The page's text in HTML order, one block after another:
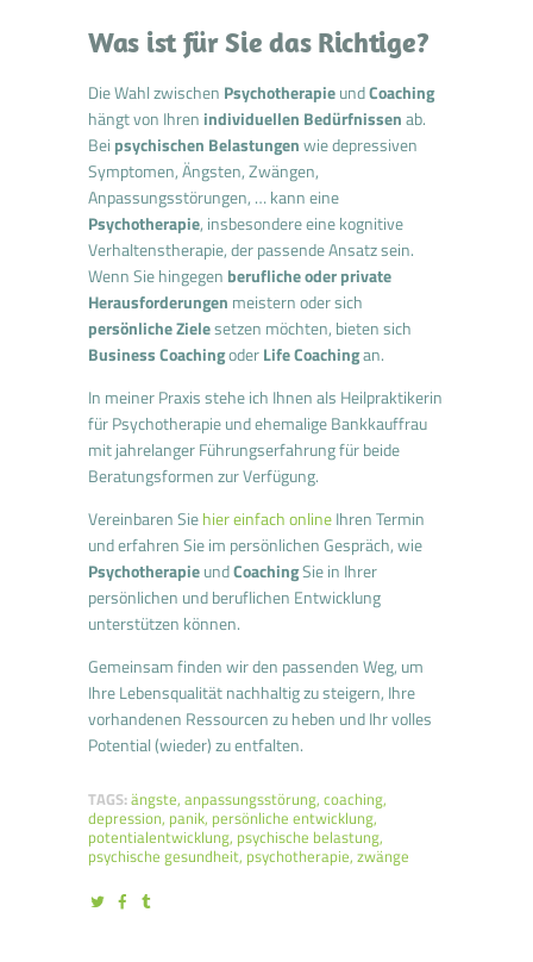
Was ist für Sie das Richtige?
Die Wahl zwischen PsychotherapieundCoaching
hängt von Ihren individuellen Bedürfnissenab.
Bei psychischen Belastungenwie depressiven
Symptomen, Ängsten, Zwängen,
Anpassungsstörungen, … kann eine
Psychotherapie, insbesondere eine kognitive
Verhaltenstherapie, der passende Ansatz sein.
Wenn Sie hingegen berufliche oder private
Herausforderungen meistern oder sich
persönliche Zielesetzen möchten, bieten sich
Business CoachingoderLife Coachingan.
In meiner Praxis stehe ich Ihnen als Heilpraktikerin
für Psychotherapie und ehemalige Bankkauffrau
mit jahrelanger Führungserfahrung für beide
Beratungsformen zur Verfügung.
Vereinbaren Siehier einfach onlineIhren Termin
und erfahren Sie im persönlichen Gespräch, wie
PsychotherapieundCoachingSie in Ihrer
persönlichen und beruflichen Entwicklung
unterstützen können.
Gemeinsam finden wir den passenden Weg, um
Ihre Lebensqualität nachhaltig zu steigern, Ihre
vorhandenen Ressourcen zu heben und Ihr volles
Potential (wieder) zu entfalten.
TAGS:ängste, anpassungsstörung, coaching,
depression, panik, persönliche entwicklung,
potentialentwicklung, psychische belastung,
psychische gesundheit, psychotherapie, zwänge